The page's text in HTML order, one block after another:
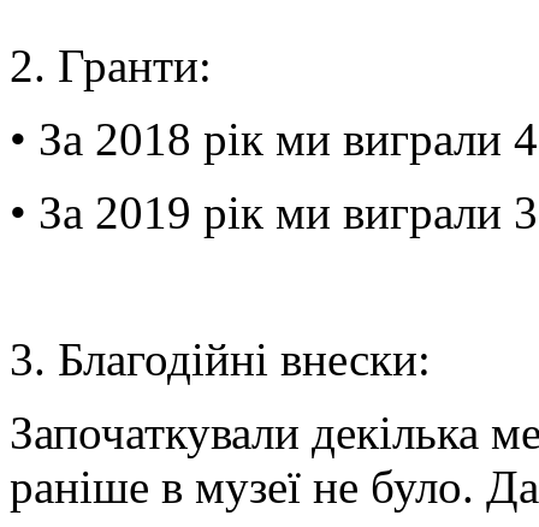
2. Гранти:
• За 2018 рік ми виграли
• За 2019 рік ми виграли
3. Благодійні внески:
Започаткували декілька
раніше в музеї не було.